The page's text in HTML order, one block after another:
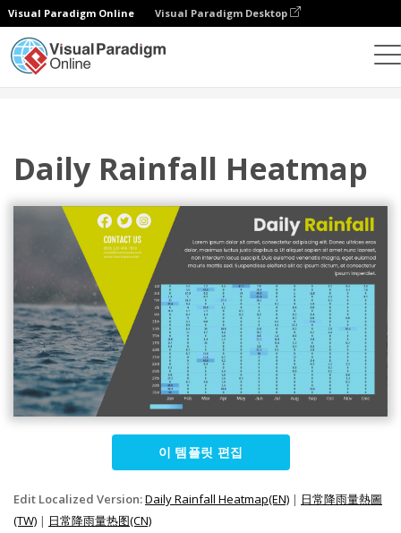
Visual Paradigm Online Visual Paradigm Desktop
Daily Rainfall Heatmap
이 템플릿 편집
Edit Localized Version:Daily Rainfall Heatmap(EN) | 日常降雨量熱圖
(TW) | 日常降雨量热图(CN)